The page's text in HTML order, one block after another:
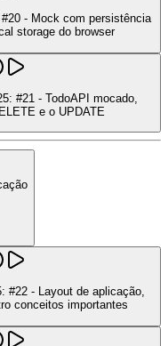
- Mock com persistência
storage do browser
#21 - TodoAPI mocado,
e o UPDATE
#22 - Layout de aplicação,
conceitos importantes